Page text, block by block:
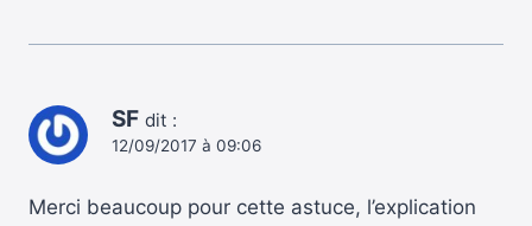
SF dit :
12/09/2017 à 09:06
Merci beaucoup pour cette astuce, l’explication